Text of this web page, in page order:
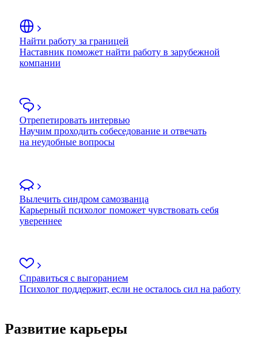
Найти работу за границей
Наставник поможет найти работу в зарубежной
компании
Отрепетировать интервью
Научим проходить собеседование и отвечать
на неудобные вопросы
Вылечить синдром самозванца
Карьерный психолог поможет чувствовать себя
увереннее
Справиться с выгоранием
Психолог поддержит, если не осталось сил на работу
Развитие карьеры